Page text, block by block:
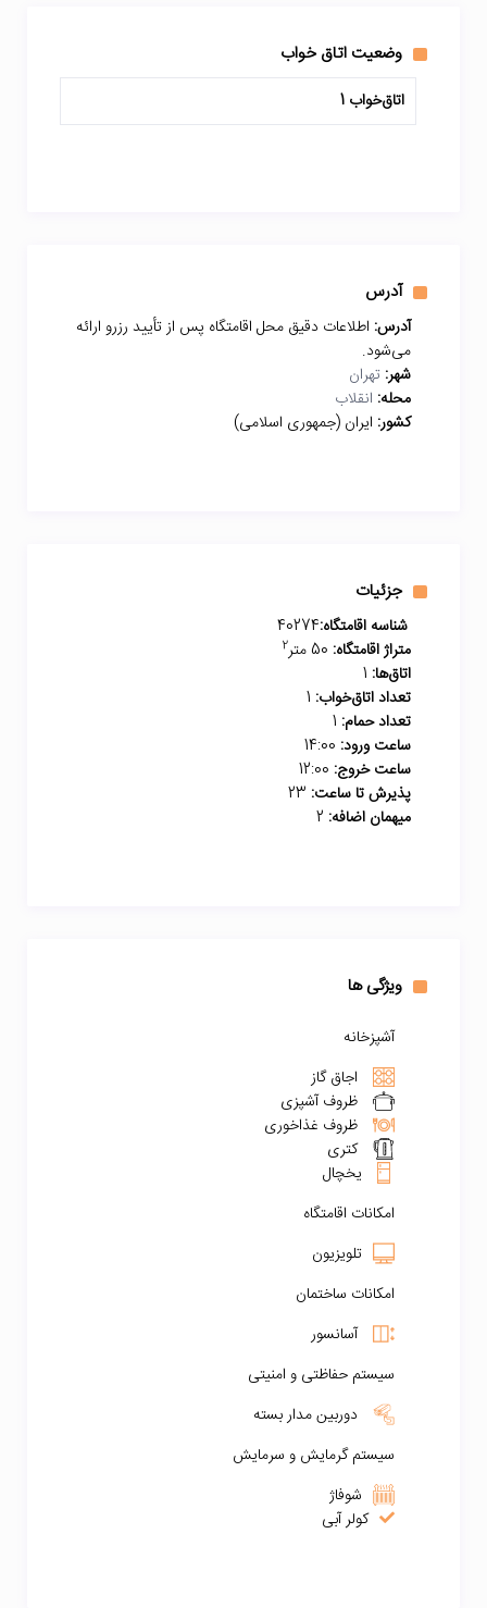
وضعیت اتاق خواب
اتاق‌خواب 1
آدرس
آدرس: اطلاعات دقیق محل اقامتگاه پس از تأیید رزرو ارائه
می‌شود.
شهر: تهران
محله: انقلاب
کشور: ایران (جمهوری اسلامی)
جزئیات
شناسه اقامتگاه:40274
متراژ اقامتگاه:
2
اتاق‌ها:
تعداد اتاق‌خواب:
تعداد حمام:
ساعت ورود:
ساعت خروج:
پذیرش تا ساعت:
میهمان اضافه:
ویژگی ها
آشپزخانه
اجاق گاز
ظروف آشپزی
ظروف غذاخوری
کتری
یخچال
امکانات اقامتگاه
تلویزیون
امکانات ساختمان
آسانسور
سیستم حفاظتی و امنیتی
دوربین مدار بسته
سیستم گرمایش و سرمایش
شوفاژ
کولر آبی